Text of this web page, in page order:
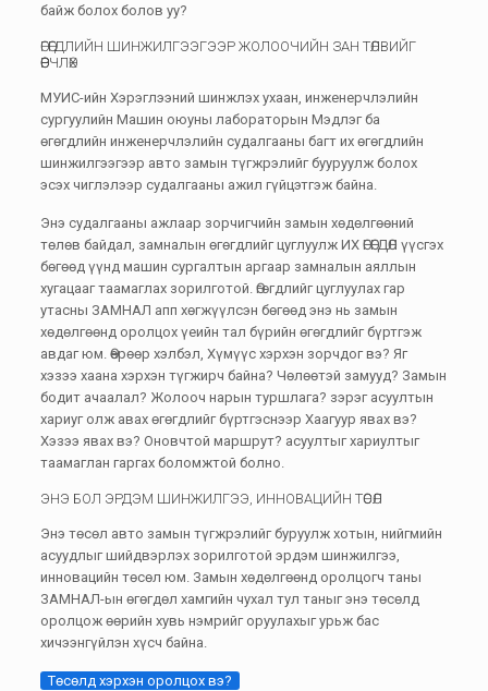
байж болох болов уу?
ӨГӨГДЛИЙН ШИНЖИЛГЭЭГЭЭР ЖОЛООЧИЙН ЗАН ТӨЛВИЙГ
ӨӨРЧЛӨХ
МУИС-ийн Хэрэглээний шинжлэх ухаан, инженерчлэлийн
сургуулийн Машин оюуны лабораторын Мэдлэг ба
өгөгдлийн инженерчлэлийн судалгааны багт их өгөгдлийн
шинжилгээгээр авто замын түгжрэлийг бууруулж болох
эсэх чиглэлээр судалгааны ажил гүйцэтгэж байна.
Энэ судалгааны ажлаар зорчигчийн замын хөдөлгөөний
төлөв байдал, замналын өгөгдлийг цуглуулж ИХ ӨГӨГДӨЛ үүсгэх
бөгөөд үүнд машин сургалтын аргаар замналын аяллын
хугацааг таамаглах зорилготой. Өгөгдлийг цуглуулах гар
утасны ЗАМНАЛ апп хөгжүүлсэн бөгөөд энэ нь замын
хөдөлгөөнд оролцох үеийн тал бүрийн өгөгдлийг бүртгэж
авдаг юм. Өөрөөр хэлбэл,Хүмүүс хэрхэн зорчдог вэ? Яг
хэзээ хаана хэрхэн түгжирч байна? Чөлөөтэй замууд? Замын
бодит ачаалал? Жолооч нарын туршлага? зэрэг асуултын
хариуг олж авах өгөгдлийг бүртгэснээр Хаагуур явах вэ?
Хэзээ явах вэ? Оновчтой маршрут? асуултыг хариултыг
таамаглан гаргах боломжтой болно.
ЭНЭ БОЛ ЭРДЭМ ШИНЖИЛГЭЭ, ИННОВАЦИЙН ТӨСӨЛ
Энэ төсөл авто замын түгжрэлийг буруулж хотын, нийгмийн
асуудлыг шийдвэрлэх зорилготой эрдэм шинжилгээ,
инновацийн төсөл юм. Замын хөдөлгөөнд оролцогч таны
ЗАМНАЛ-ын өгөгдөл хамгийн чухал тул таныг энэ төсөлд
оролцож өөрийн хувь нэмрийг оруулахыг урьж бас
хичээнгүйлэн хүсч байна.
Төсөлд хэрхэн оролцох вэ?